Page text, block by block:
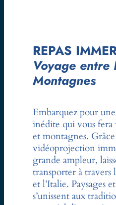
REPAS
Voyage entre
Montagnes
Embarquez pour
inédite qui vous
et montagnes.
vidéoprojection
grande ampleur,
transporter à travers
et l’Italie. Paysages
s’unissent aux